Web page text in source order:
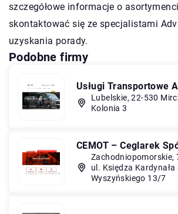
szczegółowe informacje o
skontaktować się ze specjalistami
uzyskania porady.
Podobne firmy
Usługi Transportowe
Lubelskie, 22-530
Kolonia 3
CEMOT – Ceglarek
Zachodniopomorskie,
ul. Księdza Kardynała
Wyszyńskiego 13/7